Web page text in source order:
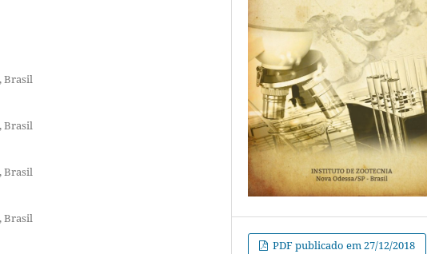
Brasil
Brasil
Brasil
Brasil
PDF publicado em 27/12/2018